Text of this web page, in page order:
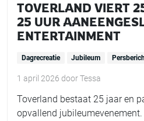
TOVERLAND VIERT
25 UUR
ENTERTAINMENT
Dagrecreatie Jubileum
1 april 2026 doorTessa
Toverland bestaat 25 jaar en
opvallend